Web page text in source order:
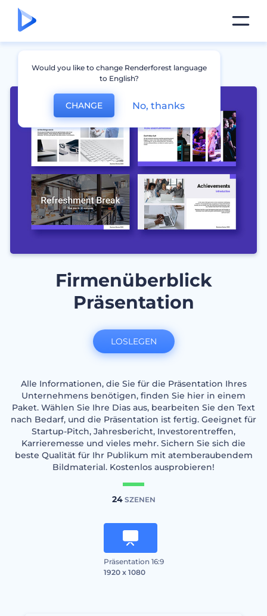
Firmenüberblick
Präsentation
Alle Informationen, die Sie für die Präsentation Ihres
Unternehmens benötigen, finden Sie hier in einem
Paket. Wählen Sie Ihre Dias aus, bearbeiten Sie den Text
nach Bedarf, und die Präsentation ist fertig. Geeignet für
Startup-Pitch, Jahresbericht, Investorentreffen,
Karrieremesse und vieles mehr. Sichern Sie sich die
beste Qualität für Ihr Publikum mit atemberaubendem
Bildmaterial. Kostenlos ausprobieren!
24SZENEN
Präsentation 16:9
1920 x 1080
LOSLEGEN
Would you like to change Renderforest language
to English?
CHANGE No, thanks